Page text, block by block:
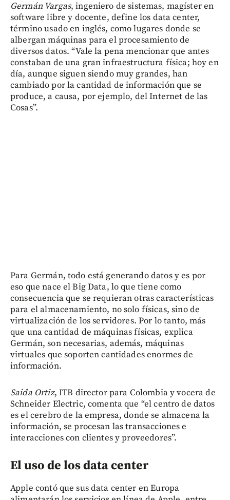
Germán Vargas, ingeniero de sistemas, magíster en
software libre y docente, define los data center,
término usado en inglés, como lugares donde se
albergan máquinas para el procesamiento de
diversos datos. “Vale la pena mencionar que antes
constaban de una gran infraestructura física; hoy en
día, aunque siguen siendo muy grandes, han
cambiado por la cantidad de información que se
produce, a causa, por ejemplo, del Internet de las
Cosas”.
Para Germán, todo está generando datos y es por
eso que nace el Big Data, lo que tiene como
consecuencia que se requieran otras características
para el almacenamiento, no solo físicas, sino de
virtualización de los servidores. Por lo tanto, más
que una cantidad de máquinas físicas, explica
Germán, son necesarias, además, máquinas
virtuales que soporten cantidades enormes de
información.
Saida Ortiz, ITB director para Colombia y vocera de
Schneider Electric, comenta que “el centro de datos
es el cerebro de la empresa, donde se almacena la
información, se procesan las transacciones e
interacciones con clientes y proveedores”.
El uso de los data center
Apple contó que sus data center en Europa